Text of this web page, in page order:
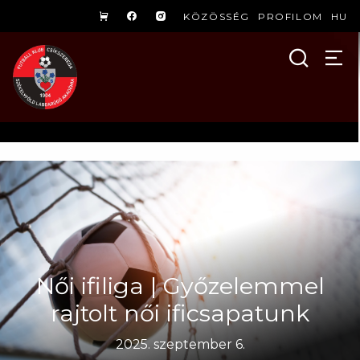
KÖZÖSSÉG PROFILOM HU
Női ifiliga | Győzelemmel
rajtolt női ificsapatunk
2025. szeptember 6.